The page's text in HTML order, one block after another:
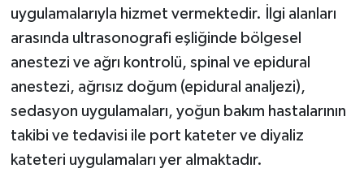
uygulamalarıyla hizmet vermektedir. İlgi alanları
arasında ultrasonografi eşliğinde bölgesel
anestezi ve ağrı kontrolü, spinal ve epidural
anestezi, ağrısız doğum (epidural analjezi),
sedasyon uygulamaları, yoğun bakım hastalarının
takibi ve tedavisi ile port kateter ve diyaliz
kateteri uygulamaları yer almaktadır.
Sağlık
SPOR HABERLERİ
TEKNOLOJİ